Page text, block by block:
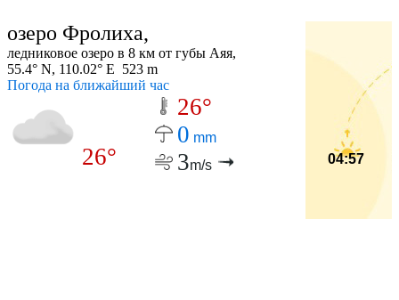
озеро Фролиха,
ледниковое озеро в 8 км от губы Аяя,
55.4° N, 110.02° E 523 m
Погода на ближайший час
26°
26°
0 mm
3m/s 04:57